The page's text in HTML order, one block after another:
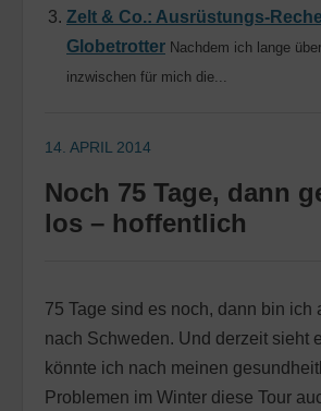
Zelt & Co.: Ausrüstungs-
Globetrotter Nachdem ich lange
inzwischen für mich die...
14. APRIL 2014
Noch 75 Tage, dann
los – hoffentlich
75 Tage sind es noch, dann bin ich
nach Schweden. Und derzeit sieht
könnte ich nach meinen
Problemen im Winter diese Tour